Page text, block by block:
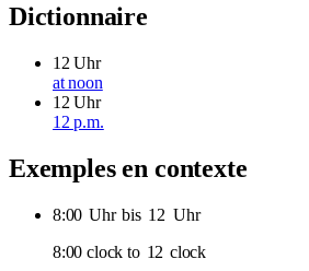
Dictionnaire
12 Uhr
at noon
12 Uhr
12 p.m.
Exemples en contexte
8:00 Uhr bis 12 Uhr
8:00 clock to 12 clock